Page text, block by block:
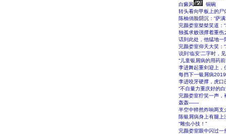
白癜风
铜碗
转头看向甲板上的尸
陈柚俏脸阴沉：“萨
完颜娄室桀桀笑道：
独孤求败强撑着重
话到此处，他猛地一
完颜娄室仰天大笑
说到‘临安’二字时，
“儿童银屑病的用药
李进舞起重剑迎上，
每挡下一银屑病
李进咬牙硬撑，虎口
“不自量力重庆好的
完颜娄室狞笑一声，
轰轰――
半空中猝然炸响两支
陈银屑病身上有腿上
“雕虫小技！”
完颜娄室眼中闪过一